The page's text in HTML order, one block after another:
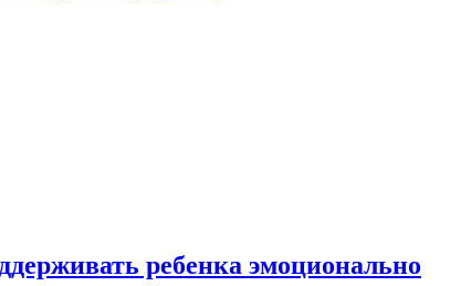
ребенка эмоционально